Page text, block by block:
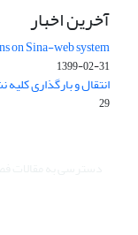
آخرین اخبار
on Sina-web system
1399-02-31
انتقال و بارگذاری
29